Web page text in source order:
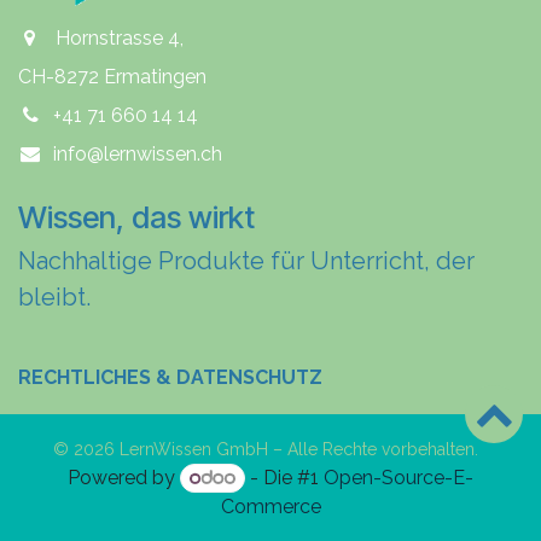
Hornstrasse 4,
CH-8272 Ermatingen
+41 71 660 14 14
info@lernwissen.ch
Wissen, das wirkt
Nachhaltige Produkte für Unterricht, der
bleibt.
RECHTLICHES & DATENSCHUTZ
© 2026 LernWissen GmbH – Alle Rechte vorbehalten.
Powered by - Die #1 Open-Source-E-
Commerce